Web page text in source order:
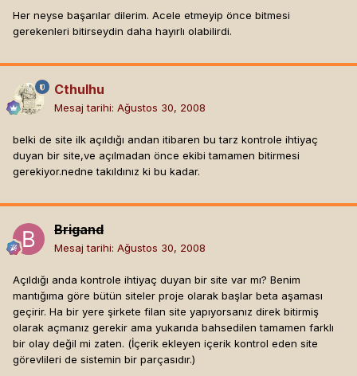
soylemeden ben seninle calismam ok derim tesekkur
ederim olay biter. yada o bana sart sunar, ben ok derim
3) Youtube ve türevleri gibi onlarca site dolu etraf
pornosundan normaline her türlü var, fikir bana biraz bayağı
şahsen "ne olduğunu söylemiyom tutun kuyruğumu koşalım"
tarzı bir yaklaşıma kimsenin "hobarey" çekeceğini
sanmıyorum. Ayrıca bu şekilde bir yaklaşım ile burada bir
anatar sozcuklerini google yazdigimda goremiyorum..
zaten projemin ayrintilarini beyan etmem sence ne
kendileri yapacak diye birsey degil bu olay. yerin kulagi
vardir lafina inanirim ben.
ayrca insanlar zaten video kontolu isine site hayata
gectikten sonra baslayacakar, ayrintilari ben site hayata
gecmeden 2 hafta oncesi kadar herkese anlatacagim ha
Her neyse başarılar dilerim. Acele etmeyip önce bitmesi
gerekenleri bitirseydin daha hayırlı olabilirdi.
Cthulhu
Mesaj tarihi: Ağustos 30, 2008
belki de site ilk açıldığı andan itibaren bu tarz kontrole ihtiyaç
duyan bir site,ve açılmadan önce ekibi tamamen bitirmesi
gerekiyor.nedne takıldınız ki bu kadar.
Brigand
Mesaj tarihi: Ağustos 30, 2008
Açıldığı anda kontrole ihtiyaç duyan bir site var mı? Benim
mantığıma göre bütün siteler proje olarak başlar beta aşaması
geçirir. Ha bir yere şirkete filan site yapıyorsanız direk bitirmiş
olarak açmanız gerekir ama yukarıda bahsedilen tamamen farklı
bir olay değil mi zaten. (İçerik ekleyen içerik kontrol eden site
görevlileri de sistemin bir parçasıdır.)